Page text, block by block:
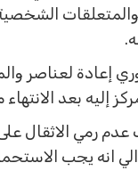
الشخصية
إعادة لعناصر
إليه بعد الانتهاء
رمي الاثقال على
انه يجب